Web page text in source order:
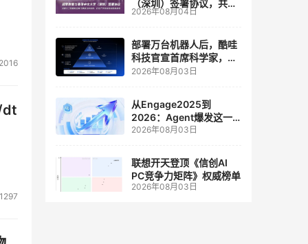
2016
dt
1297
（深圳）签署协议，共建
人工智能和边缘计算联合
2026年08月04日
部署万台机器人后，酷哇
科技官宣首席科学家，要
让世界模型交付生产力
2026年08月03日
从Engage2025到
2026：Agent爆发这一
年，AI CRM 走到哪了
2026年08月03日
联想开天登顶《信创AI
PC竞争力矩阵》权威榜单
2026年08月03日